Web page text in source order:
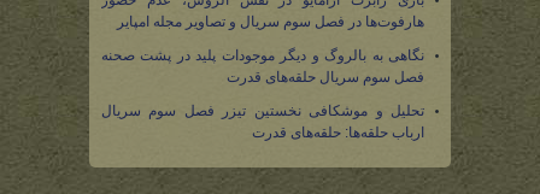
هارفوت‌ها در فصل سوم سریال و تصاویر مجله امپایر
نگاهی به بالروگ و دیگر موجودات پلید در پشت صحنه
فصل سوم سریال حلقه‌های قدرت
تحلیل و موشکافی نخستین تیزر فصل سوم سریال
ارباب حلقه‌ها: حلقه‌های قدرت